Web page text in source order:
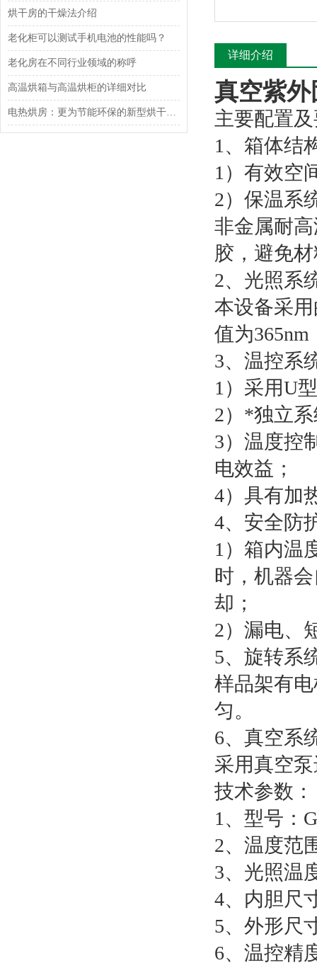
烘干房的干燥法介绍
老化柜可以测试手机电池的性能吗？
老化房在不同行业领域的称呼
高温烘箱与高温烘柜的详细对比
电热烘房：更为节能环保的新型烘干设备
详细介绍
真空紫
主要配置
1、箱体结
1）有效空
2）保温系
非金属耐
胶，避免
2、光照系
本设备采
值为
3、温控系
1）采用U
2）*独立
3）温度控
电效益；
4）具有加
4、安全防
1）箱内温
时，机器
却；
2）漏电、
5、旋转系
样品架有
匀。
6、真空系
采用真空
技术参数：
1、型号：
2、温度范
3、光照温
4、内胆尺
5、外形尺
6、温控精